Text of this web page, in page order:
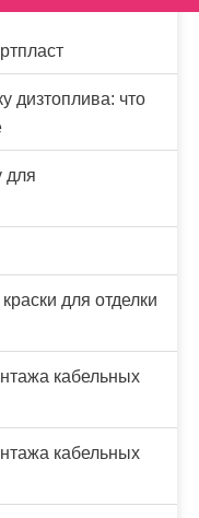
дизтоплива: что
для
для отделки
кабельных
кабельных